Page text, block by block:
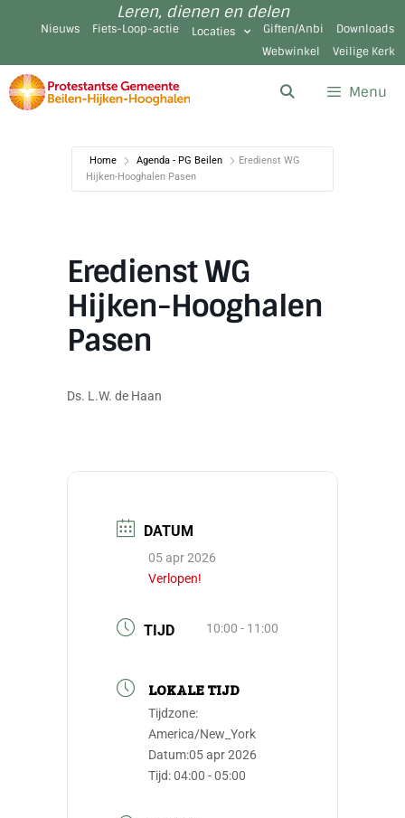
Leren, dienen en delen
Nieuws Fiets-Loop-actie Locaties Giften/Anbi
Downloads
Webwinkel
Veilige Kerk
Menu
Home Agenda - PG Beilen
Eredienst WG
Hijken-Hooghalen Pasen
Eredienst WG
Hijken-Hooghalen
Pasen
Ds. L.W. de Haan
DATUM
05 apr 2026
Verlopen!
TIJD 10:00 - 11:00
LOKALE TIJD
Tijdzone:
America/New_York
Datum:05 apr 2026
Tijd:04:00 - 05:00